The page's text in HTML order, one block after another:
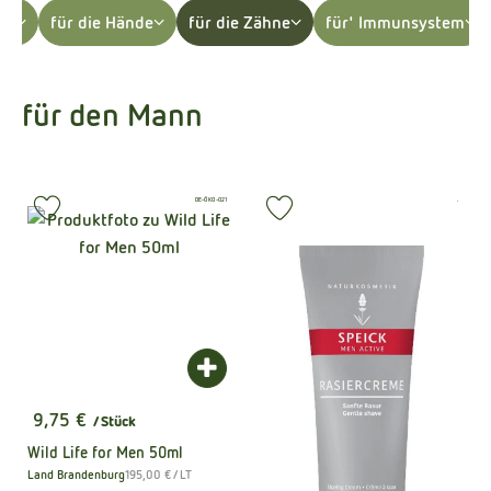
Kühltheke
Getränke
Über uns
für die Hände für die Zähne für' Immunsystem
für den Mann
, Preis:
9,75 € / Stück
Wild Life for Men 50ml
, Herkunft:
Land Brandenburg, Referenzpreis:
195,00 €/ LT
Produkt zum Warenkorb hinzufügen
, Verband:
, Kontrollstelle:
DE-ÖKO-021
Produkt zu Favouriten hinzufügen
,
.